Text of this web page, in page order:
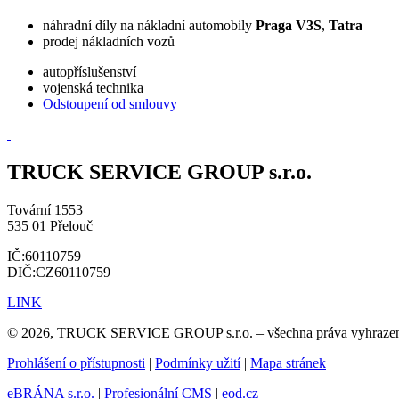
náhradní díly na nákladní automobily Praga V3S, Tatra
prodej nákladních vozů
autopříslušenství
vojenská technika
Odstoupení od smlouvy
TRUCK SERVICE GROUP s.r.o.
Tovární 1553
535 01 Přelouč
IČ:60110759
DIČ:CZ60110759
LINK
© 2026, TRUCK SERVICE GROUP s.r.o. – všechna práva
Prohlášení o přístupnosti | Podmínky užití| Mapa stránek
eBRÁNA s.r.o. | Profesionální CMS | eod.cz